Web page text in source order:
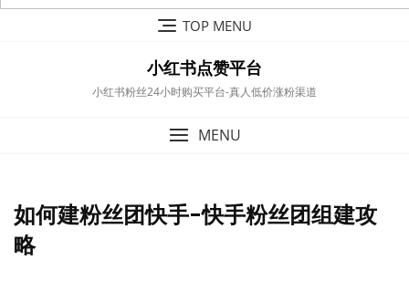
TOP MENU
小红书点赞平台
小红书粉丝24小时购买平台-真人低价涨粉渠道
MENU
如何建粉丝团快手-快手粉丝团组建攻
略